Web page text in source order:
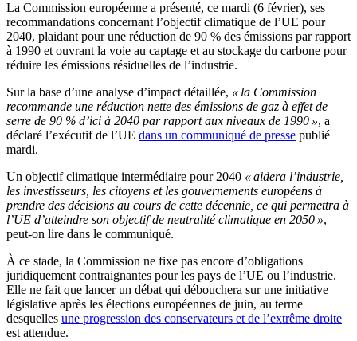
La Commission européenne a présenté, ce mardi (6 février), ses
recommandations concernant l’objectif climatique de l’UE pour
2040, plaidant pour une réduction de 90 % des émissions par rapport
à 1990 et ouvrant la voie au captage et au stockage du carbone pour
réduire les émissions résiduelles de l’industrie.
Sur la base d’une analyse d’impact détaillée, « la Commission
recommande une réduction nette des émissions de gaz à effet de
serre de 90 % d’ici à 2040 par rapport aux niveaux de 1990 », a
déclaré l’exécutif de l’UE dans un communiqué de presse publié
mardi.
Un objectif climatique intermédiaire pour 2040 « aidera l’industrie,
les investisseurs, les citoyens et les gouvernements européens à
prendre des décisions au cours de cette décennie, ce qui permettra à
l’UE d’atteindre son objectif de neutralité climatique en 2050 »,
peut-on lire dans le communiqué.
À ce stade, la Commission ne fixe pas encore d’obligations
juridiquement contraignantes pour les pays de l’UE ou l’industrie.
Elle ne fait que lancer un débat qui débouchera sur une initiative
législative après les élections européennes de juin, au terme
desquelles une progression des conservateurs et de l’extrême droite
est attendue.